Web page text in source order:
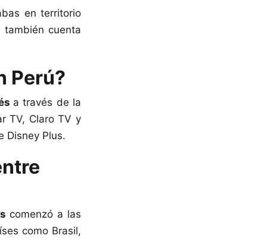
en territorio
cuenta
Perú?
a través de la
TV, Claro TV y
Disney Plus.
comenzó a las
como Brasil,